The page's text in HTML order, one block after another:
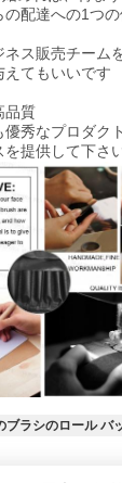
配達への1つの
ス販売チーム
てもいいです
品質
秀なプロダク
提供して下さ
ブラシのロール バ